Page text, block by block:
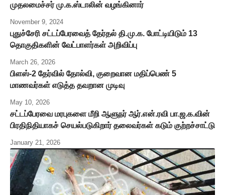
முதலமைச்சர் மு.க.ஸ்டாலின் வழங்கினார்
November 9, 2024
புதுச்சேரி சட்டப்பேரவைத் தேர்தல் தி.மு.க. போட்டியிடும் 13
தொகுதிகளின் வேட்பாளர்கள் அறிவிப்பு
March 26, 2026
பிளஸ்-2 தேர்வில் தோல்வி, குறைவான மதிப்பெண் 5
மாணவர்கள் எடுத்த தவறான முடிவு
May 10, 2026
சட்டப்பேரவை மரபுகளை மீறி ஆளுநர் ஆர்.என்.ரவி பா.ஜ.க.வின்
பிரதிநிதியாகச் செயல்படுகிறார் தலைவர்கள் கடும் குற்றச்சாட்டு
January 21, 2026